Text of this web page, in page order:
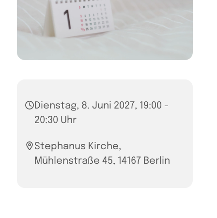
Dienstag, 8. Juni 2027, 19:00 -
20:30 Uhr
Stephanus Kirche,
Mühlenstraße 45, 14167 Berlin